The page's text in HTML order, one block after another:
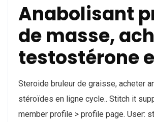
Anabolisant
de masse,
testostérone
Steroide bruleur de graisse, acheter
stéroïdes en ligne cycle.. Stitch it
member profile > profile page. User: